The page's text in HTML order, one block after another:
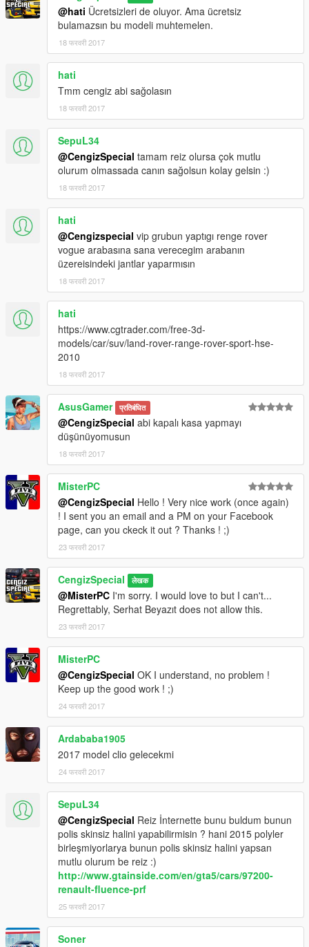
Steeringwheel is working.
> Plate is changable. You don't have to worry about it.
@hati Ücretsizleri de oluyor. Ama ücretsiz
bulamazsın bu modeli muhtemelen.
18 फरवरी 2017
hati
Tmm cengiz abi sağolasın
18 फरवरी 2017
SepuL34
@CengizSpecial tamam reiz olursa çok mutlu
olurum olmassada canın sağolsun kolay gelsin :)
18 फरवरी 2017
hati
@Cengizspecial vip grubun yaptıgı renge rover
vogue arabasına sana verecegim arabanın
üzereisindeki jantlar yaparmısın
18 फरवरी 2017
hati
https://www.cgtrader.com/free-3d-
models/car/suv/land-rover-range-rover-sport-hse-
2010
18 फरवरी 2017
AsusGamer प्रतिबंधित
@CengizSpecial abi kapalı kasa yapmayı
düşünüyomusun
18 फरवरी 2017
MisterPC
@CengizSpecial Hello ! Very nice work (once again)
! I sent you an email and a PM on your Facebook
page, can you ckeck it out ? Thanks ! ;)
23 फरवरी 2017
CengizSpecial लेखक
@MisterPC I'm sorry. I would love to but I can't...
Regrettably, Serhat Beyazıt does not allow this.
23 फरवरी 2017
MisterPC
@CengizSpecial OK I understand, no problem !
Keep up the good work ! ;)
24 फरवरी 2017
Ardababa1905
2017 model clio gelecekmi
24 फरवरी 2017
SepuL34
@CengizSpecial Reiz İnternette bunu buldum bunun
polis skinsiz halini yapabilirmisin ? hani 2015 polyler
birleşmiyorlarya bunun polis skinsiz halini yapsan
mutlu olurum be reiz :)
http://www.gtainside.com/en/gta5/cars/97200-
renault-fluence-prf
25 फरवरी 2017
Soner